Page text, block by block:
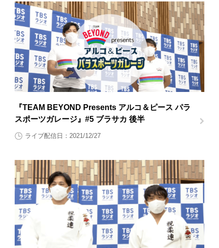
『TEAM BEYOND Presents アルコ＆ピース パラ
スポーツガレージ』#5 ブラサカ 後半
ライブ配信日：2021/12/27